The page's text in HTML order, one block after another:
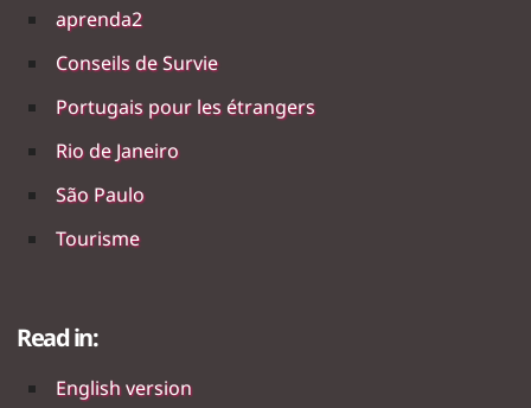
aprenda2
Conseils de Survie
Portugais pour les étrangers
Rio de Janeiro
São Paulo
Tourisme
Read in:
English version